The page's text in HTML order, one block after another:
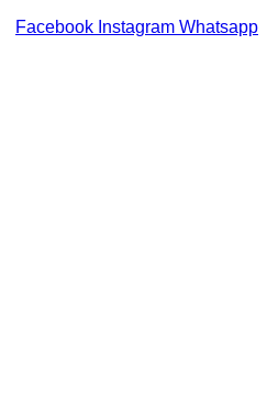
Facebook Instagram Whatsapp